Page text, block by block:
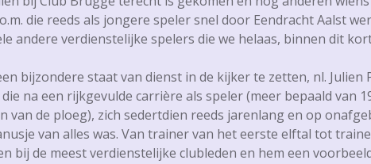
die reeds als jongere speler snel door Eendracht Aalst
andere verdienstelijke spelers die we helaas, binnen dit
bijzondere staat van dienst in de kijker te zetten, nl. Julien
na een rijkgevulde carrière als speler (meer bepaald van
de ploeg), zich sedertdien reeds jarenlang en op
van alles was. Van trainer van het eerste elftal tot
bij de meest verdienstelijke clubleden en hem een